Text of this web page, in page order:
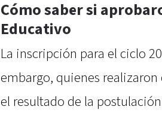
Cómo saber si
Educativo
La inscripción para el ciclo
embargo, quienes
el resultado de la